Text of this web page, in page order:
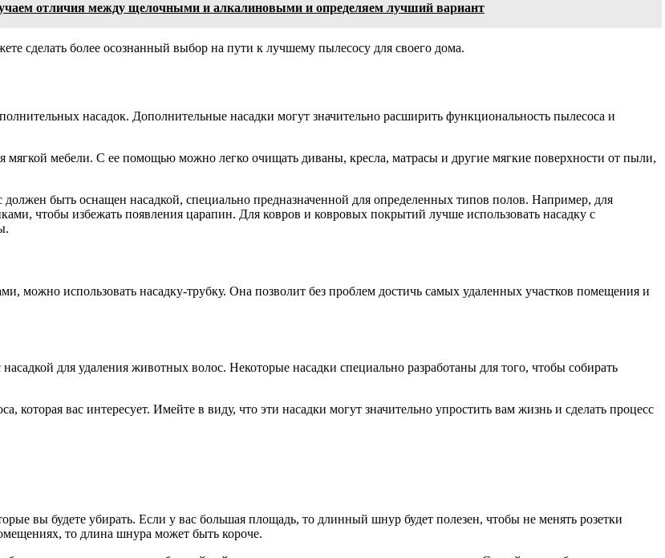
отличия между щелочными и алкалиновыми и определяем лучший вариант
сделать более осознанный выбор на пути к лучшему пылесосу для своего дома.
насадок. Дополнительные насадки могут значительно расширить функциональность пылесоса и
мягкой мебели. С ее помощью можно легко очищать диваны, кресла, матрасы и другие мягкие поверхности от пыли,
быть оснащен насадкой, специально предназначенной для определенных типов полов. Например, для
чтобы избежать появления царапин. Для ковров и ковровых покрытий лучше использовать насадку с
можно использовать насадку-трубку. Она позволит без проблем достичь самых удаленных участков помещения и
для удаления животных волос. Некоторые насадки специально разработаны для того, чтобы собирать
которая вас интересует. Имейте в виду, что эти насадки могут значительно упростить вам жизнь и сделать процесс
вы будете убирать. Если у вас большая площадь, то длинный шнур будет полезен, чтобы не менять розетки
то длина шнура может быть короче.